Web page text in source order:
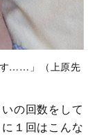
す……」（上原先
の回数をして
１回はこんな